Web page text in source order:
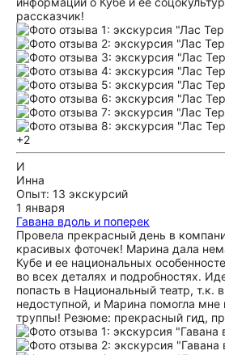
рассказчик!
+2
И
Инна
Опыт: 13 экскурсий
1 января
Гавана вдоль и поперек
Провела прекрасный день в
красивых фоточек! Марина дала
Кубе и ее национальных
во всех деталях и подробностях.
попасть в Национальный театр, т.к.
недоступной, и Марина помогла мне
труппы! Резюме: прекрасный гид,